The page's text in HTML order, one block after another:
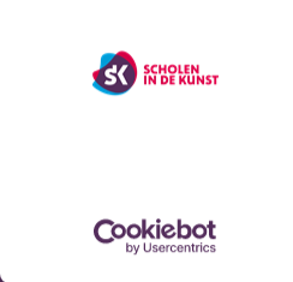
Nieuwsbrief ontvangen?
Mijn Scholen in de Kunst